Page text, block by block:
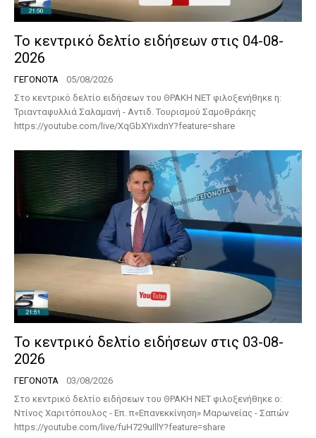
Το κεντρικό δελτίο ειδήσεων στις 04-08-
2026
ΓΕΓΟΝΟΤΑ
05/08/2026
Στο κεντρικό δελτίο ειδήσεων του ΘΡΑΚΗ ΝΕΤ φιλοξενήθηκε η:
Τριανταφυλλιά Σαλαμανή - Αντιδ. Τουρισμού Σαμοθράκης
https://youtube.com/live/XqGbXYixdnY?feature=share
Το κεντρικό δελτίο ειδήσεων στις 03-08-
2026
ΓΕΓΟΝΟΤΑ
03/08/2026
Στο κεντρικό δελτίο ειδήσεων του ΘΡΑΚΗ ΝΕΤ φιλοξενήθηκε ο:
Ντίνος Χαριτόπουλος - Επ. π«Επανεκκίνηση» Μαρωνείας - Σαπών
https://youtube.com/live/fuH729uIllY?feature=share